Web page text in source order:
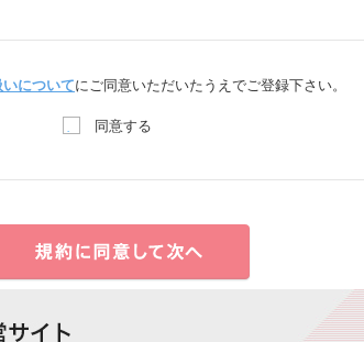
についてにご同意いただいたうえでご登録下さい。
同意する